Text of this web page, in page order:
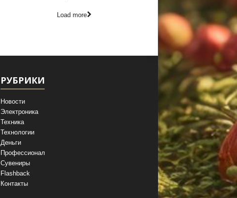
Load more
РУБРИКИ
Новости
Электроника
Техника
Технологии
Деньги
Профессионал
Сувениры
Flashback
Контакты